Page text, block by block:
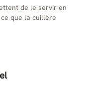
de le servir en
que la cuillère